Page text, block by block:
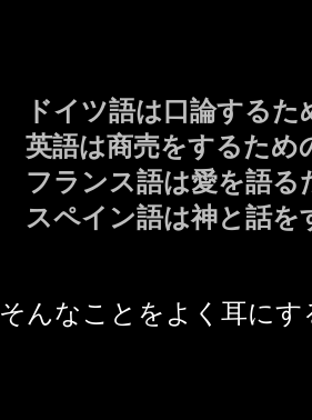
ドイツ語は口論するた
英語は商売をするため
フランス語は愛を語る
スペイン語は神と話を
そんなことをよく耳にす